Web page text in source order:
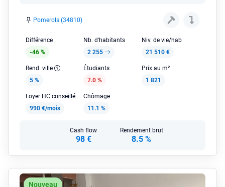
Pomerols (34810)
Différence
-46 %
Nb. d'habitants
2 255
Niv. de vie/hab
21 510 €
Rend. ville
5 %
Étudiants
7.0 %
Prix au m²
1 821
Loyer HC conseillé
990 €/mois
Chômage
11.1 %
Cash flow
98 €
Rendement brut
8.5 %
Nouveau